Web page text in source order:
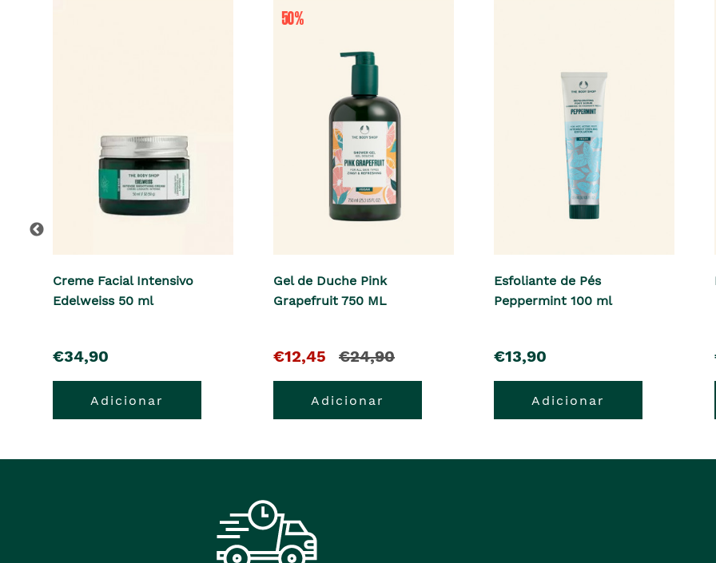
Creme Facial Intensivo
Edelweiss 50 ml
pre�o
€34,90
Adicionar
Gel de Duche Pink
Grapefruit 750 ML
O
pre�o
atual
€12,45
e
o
pre�o
era
€24,90
Adicionar
Esfoliante de Pés
Peppermint 100 ml
pre�o
€13,90
Adicionar